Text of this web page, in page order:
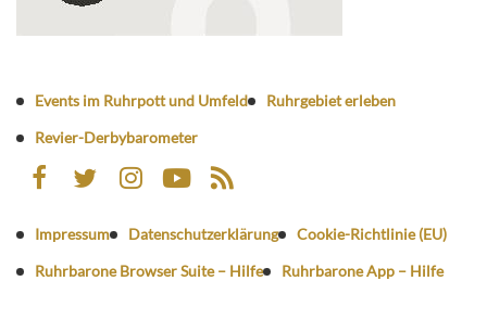
Events im Ruhrpott und Umfeld
Ruhrgebiet erleben
Revier-Derbybarometer
Impressum Datenschutzerklärung
Cookie-Richtlinie (EU)
Ruhrbarone Browser Suite – Hilfe
Ruhrbarone App – Hilfe